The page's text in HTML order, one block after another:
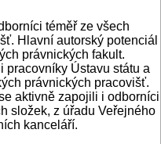
téměř ze všech
Hlavní autorský potenciál
právnických fakult.
pracovníky Ústavu státu a
právnických pracovišť.
aktivně zapojili i odborníci
složek, z úřadu Veřejného
kanceláří.